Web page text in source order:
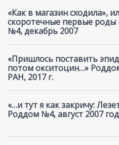
«Как в магазин сходила»,
скоротечные первые
№4, декабрь 2007
«Пришлось поставить
потом окситоцин…»
РАН, 2017 г.
«…и тут я как закричу:
Роддом №4, август 2007